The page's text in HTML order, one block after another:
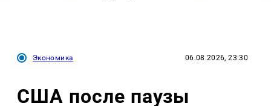
Экономика 06.08.2026, 23:30
США после паузы